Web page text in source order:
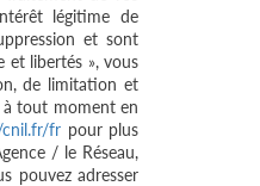
légitime de
et sont
et libertés », vous
de limitation et
à tout moment en
fr pour plus
/ le Réseau,
pouvez adresser